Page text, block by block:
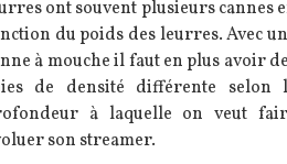
ont souvent plusieurs cannes
du poids des leurres. Avec
à mouche il faut en plus avoir
de densité différente selon
à laquelle on veut
son streamer.